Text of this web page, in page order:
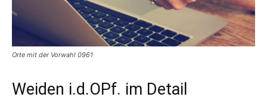
Orte mit der Vorwahl 0961
Weiden i.d.OPf. im Detail